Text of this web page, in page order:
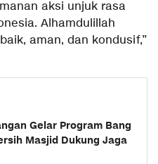
aksi unjuk rasa
Alhamdulillah
aman, dan kondusif,”
Gelar Program Bang
Masjid Dukung Jaga